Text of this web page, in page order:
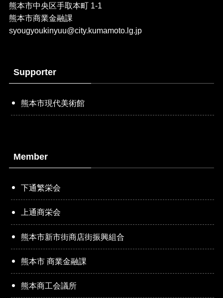
熊本市中央区手取本町 1-1
熊本市商業金融課
syougyoukinyuu@city.kumamoto.lg.jp
Supporter
熊本市現代美術館
Member
下通繁栄会
上通商栄会
熊本市新市街商店街振興組合
熊本市 商業金融課
熊本商工会議所